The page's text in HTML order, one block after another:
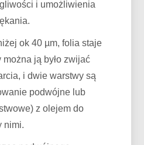
i umożliwienia
ok 40 µm, folia staje
ją było zwijać
i dwie warstwy są
podwójne lub
z olejem do
nimi.